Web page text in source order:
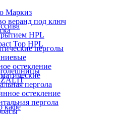
Маркиз
веранд под ключ
перголы
остекление
пергола
остекление
пергола
HPL
Top HPL
кафе